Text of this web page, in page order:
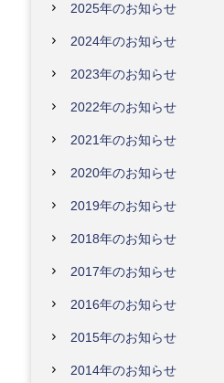
2025年のお知らせ
2024年のお知らせ
2023年のお知らせ
2022年のお知らせ
2021年のお知らせ
2020年のお知らせ
2019年のお知らせ
2018年のお知らせ
2017年のお知らせ
2016年のお知らせ
2015年のお知らせ
2014年のお知らせ